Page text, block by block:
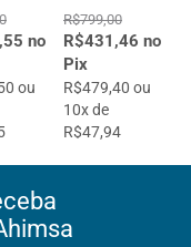
no
ou
R$799,00
R$431,46 no
Pix
R$479,40 ou
10x de
R$47,94